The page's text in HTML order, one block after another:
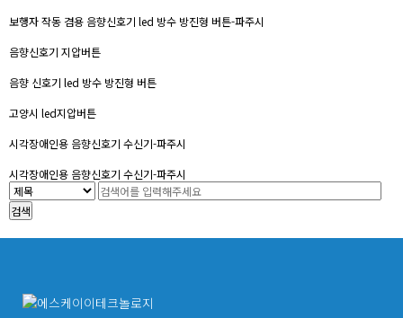
보행자 작동 겸용 음향신호기 led 방수 방진형 버튼-파주시
음향신호기 지압버튼
음향 신호기 led 방수 방진형 버튼
고양시 led지압버튼
시각장애인용 음향신호기 수신기-파주시
시각장애인용 음향신호기 수신기-파주시